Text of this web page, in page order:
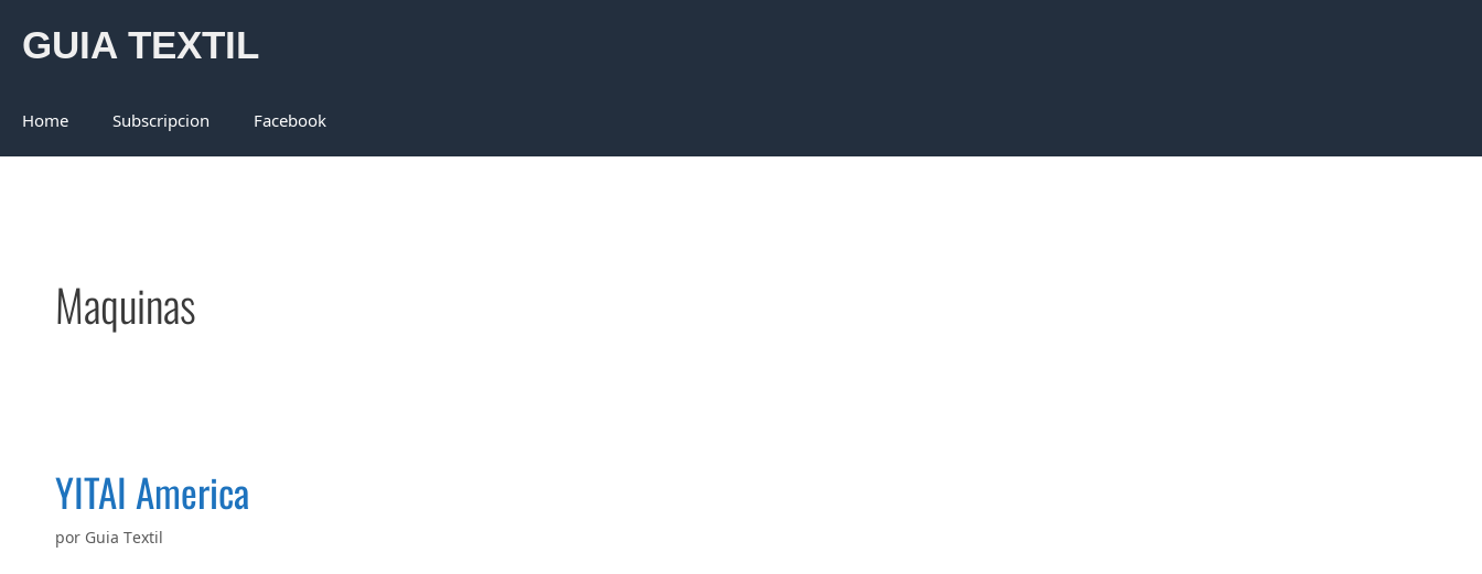
contenido
GUIA TEXTIL
Home Subscripcion Facebook
Maquinas
YITAI America
por Guia Textil